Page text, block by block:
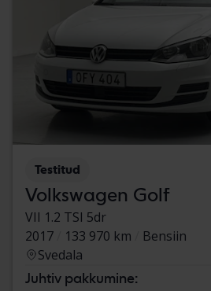
Testitud
Volkswagen Golf
VII 1.2 TSI 5dr
2017
133 970 km
Bensiin
Svedala
Juhtiv pakkumine: